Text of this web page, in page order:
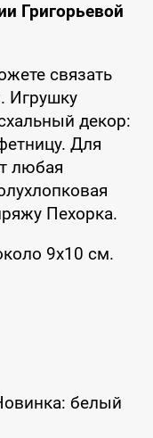
Григорьевой
связать
Игрушку
декор:
Для
любая
Пехорка.
9x10 см.
белый